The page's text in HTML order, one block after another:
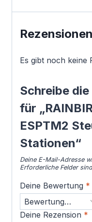
Rezensionen
Es gibt noch keine
Schreibe
für
ESPTM2
Stationen“
Deine E-Mail-Adresse
Erforderliche Felder
Deine Bewertung *
Deine Rezension *